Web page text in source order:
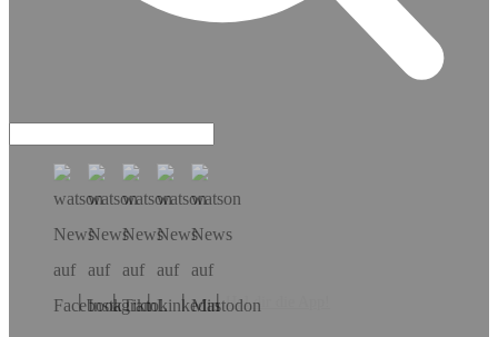
Hol dir die App!